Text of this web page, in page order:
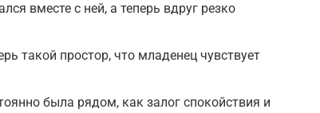
вместе с ней, а теперь вдруг резко
такой простор, что младенец чувствует
была рядом, как залог спокойствия и